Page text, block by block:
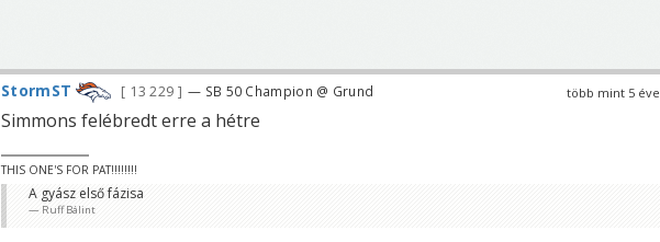
több mint 5 éve
StormST 13 229 — SB 50 Champion @ Grund
Simmons felébredt erre a hétre
THIS ONE'S FOR PAT!!!!!!!!
A gyász első fázisa
Ruff Bálint